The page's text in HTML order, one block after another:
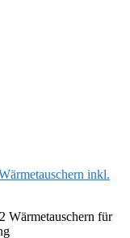
inkl.
Wärmetauschern für